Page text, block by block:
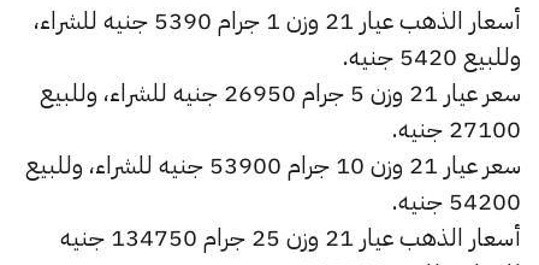
أسعار الذهب عيار 21 وزن 1 جرام 5390 جنيه للشراء،
وللبيع 5420 جنيه.
سعر عيار 21 وزن 5 جرام 26950 جنيه للشراء، وللبيع
27100 جنيه.
سعر عيار 21 وزن 10 جرام 53900 جنيه للشراء، وللبيع
54200 جنيه.
أسعار الذهب عيار 21 وزن 25 جرام 134750 جنيه